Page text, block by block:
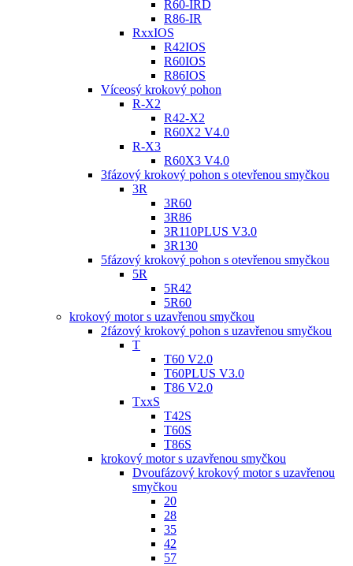
R60-IRD
R86-IR
RxxIOS
R42IOS
R60IOS
R86IOS
Víceosý krokový pohon
R-X2
R42-X2
R60X2 V4.0
R-X3
R60X3 V4.0
3fázový krokový pohon s otevřenou smyčkou
3R
3R60
3R86
3R110PLUS V3.0
3R130
5fázový krokový pohon s otevřenou smyčkou
5R
5R42
5R60
krokový motor s uzavřenou smyčkou
2fázový krokový pohon s uzavřenou smyčkou
T
T60 V2.0
T60PLUS V3.0
T86 V2.0
TxxS
T42S
T60S
T86S
krokový motor s uzavřenou smyčkou
Dvoufázový krokový motor s uzavřenou
smyčkou
20
28
35
42
57